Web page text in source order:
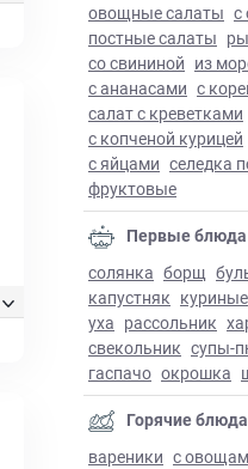
овощные салаты с
постные салаты
со свининой из
с ананасами с
салат с креветками
с копченой курицей
с яйцами селедка
фруктовые
Первые
солянка борщ
капустняк куриные
уха рассольник
свекольник супы-
гаспачо окрошка
Горячие
вареники с